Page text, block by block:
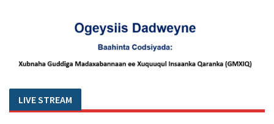
LIVE STREAM